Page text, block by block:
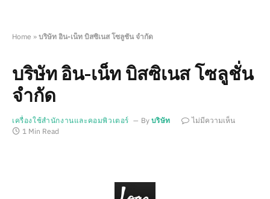
Home » บริษัท อิน-เน็ท บิสซิเนส โซลูชั่น จำกัด
บริษัท อิน-เน็ท บิสซิเนส โซลูชั่น
จำกัด
เครื่องใช้สำนักงานและคอมพิวเตอร์ By บริษัท
ไม่มีความเห็น
1 Min Read